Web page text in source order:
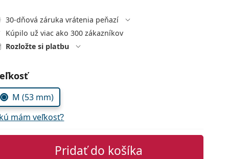
30-dňová záruka vrátenia peňazí
Kúpilo už viac ako 300 zákazníkov
Rozložte si platbu
parametre
M (53 mm)
mám veľkosť?
Pridať do košíka